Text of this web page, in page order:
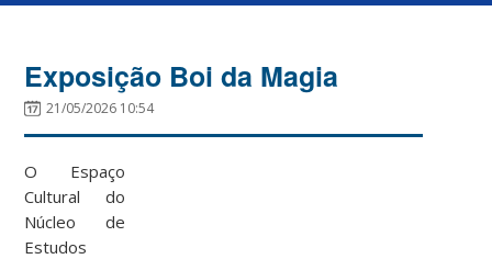
Exposição Boi da Magia
21/05/2026 10:54
O Espaço
Cultural do
Núcleo de
Estudos